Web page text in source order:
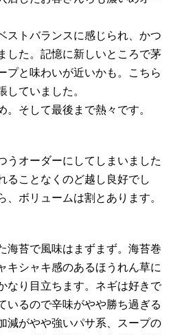
ストバランスに感じられ、かつ
した。記憶に新しいところで茅
プと味わいが近いかも。こちら
していました。
そして最後まで熱々です。
うオーダーにしてしまいました
ることなくのど越し良好でし
、ボリュームは割とあります。
海苔で風味はまずまず。海苔巻
キシャキ感のあるほうれん草に
なり目立ちます。ネギは好きで
いるので辛味がやや勝ち過ぎる
減がやや強いパサ系、スープの